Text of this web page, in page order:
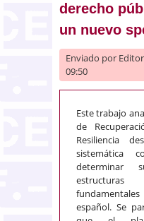
derecho
un nuevo
Enviado por
09:50
Este trabajo
de
Resiliencia
sistemática
determinar
español. Se